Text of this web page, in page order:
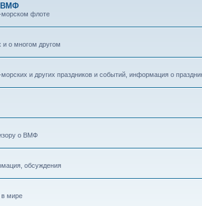
ВМФ
морском флоте
о многом другом
и других праздников и событий, информация о
о ВМФ
обсуждения
в мире